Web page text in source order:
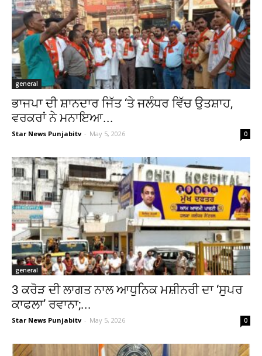
general
ਭਾਜਪਾ ਦੀ ਸ਼ਾਨਦਾਰ ਜਿੱਤ ‘ਤੇ ਜਲੰਧਰ ਵਿੱਚ ਉਤਸ਼ਾਹ,
ਵਰਕਰਾਂ ਨੇ ਮਨਾਇਆ...
Star News Punjabitv - May 5, 2026 0
general
3 ਕਰੋੜ ਦੀ ਲਾਗਤ ਨਾਲ ਆਧੁਨਿਕ ਮਸ਼ੀਨਰੀ ਦਾ ‘ਸੁਪਰ
ਕਾਫਲਾ’ ਰਵਾਨਾ;...
Star News Punjabitv - May 5, 2026 0